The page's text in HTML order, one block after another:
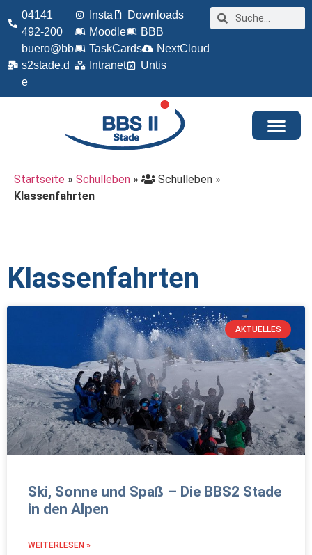
04141
492-200
buero@bb
s2stade.d
e
Insta
Downloads
Moodle
BBB
TaskCards
NextCloud
Intranet
Untis
Startseite » Schulleben » Schulleben »
Klassenfahrten
Klassenfahrten
AKTUELLES
Ski, Sonne und Spaß – Die BBS2 Stade
in den Alpen
WEITERLESEN »